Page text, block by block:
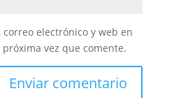
electrónico y web en
vez que comente.